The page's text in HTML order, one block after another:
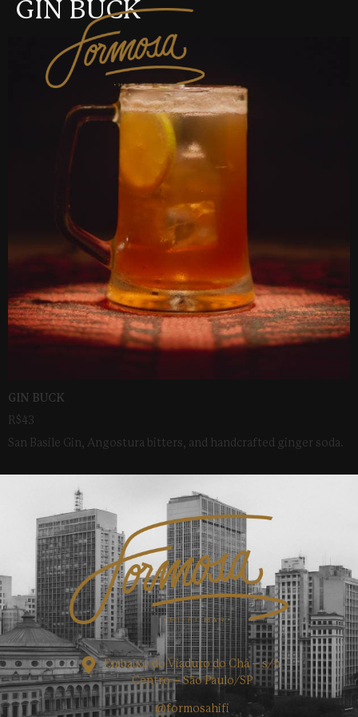
GIN BUCK
GIN BUCK
R$43
San Basile Gin, Angostura bitters, and handcrafted ginger soda.
Embaixo do Viaduto do Chá – s/n
Centro – São Paulo/SP
@formosahifi